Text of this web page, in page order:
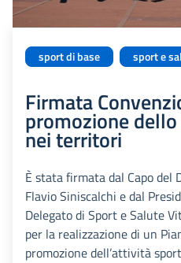
sport di base sport e
Firmata
promozione
nei territori
È stata firmata dal Capo del
Flavio Siniscalchi e dal
Delegato di Sport e Salute
per la realizzazione di un
promozione dell’attività